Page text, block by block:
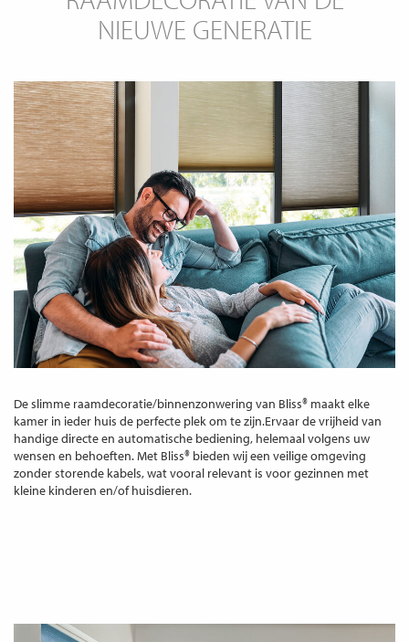
NIEUWE GENERATIE
De slimme raamdecoratie/binnenzonwering van Bliss® maakt elke
kamer in ieder huis de perfecte plek om te zijn.Ervaar de vrijheid van
handige directe en automatische bediening, helemaal volgens uw
wensen en behoeften. Met Bliss® bieden wij een veilige omgeving
zonder storende kabels, wat vooral relevant is voor gezinnen met
kleine kinderen en/of huisdieren.